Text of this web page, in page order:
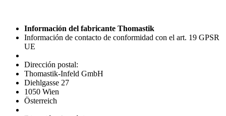
Información del fabricante Thomastik
Información de contacto de conformidad con el art. 19 GPSR
UE
Dirección postal:
Thomastik-Infeld GmbH
Diehlgasse 27
1050 Wien
Österreich